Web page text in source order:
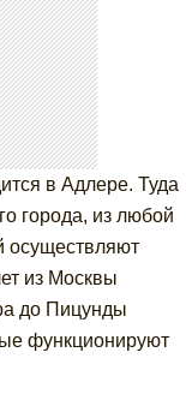
в Адлере. Туда
города, из любой
осуществляют
из Москвы
до Пицунды
функционируют